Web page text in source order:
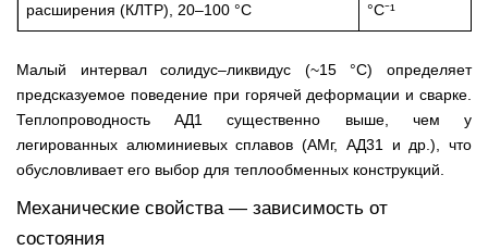
расширения (КЛТР), 20–100 °C
°C⁻¹
Малый интервал солидус–ликвидус (~15 °C) определяет
предсказуемое поведение при горячей деформации и сварке.
Теплопроводность АД1 существенно выше, чем у
легированных алюминиевых сплавов (АМг, АД31 и др.), что
обусловливает его выбор для теплообменных конструкций.
Механические свойства — зависимость от
состояния